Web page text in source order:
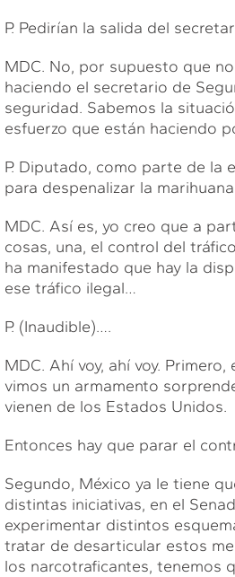
P. Pedirían la salida del
MDC. No, por supuesto que
haciendo el secretario de
seguridad. Sabemos la
esfuerzo que están haciendo
P. Diputado, como parte de la
para despenalizar la
MDC. Así es, yo creo que a
cosas, una, el control del
ha manifestado que hay la
ese tráfico ilegal…
P. (Inaudible)….
MDC. Ahí voy, ahí voy.
vimos un armamento
vienen de los Estados Unidos.
Entonces hay que parar el
Segundo, México ya le tiene
distintas iniciativas, en el
experimentar distintos
tratar de desarticular estos
los narcotraficantes, tenemos